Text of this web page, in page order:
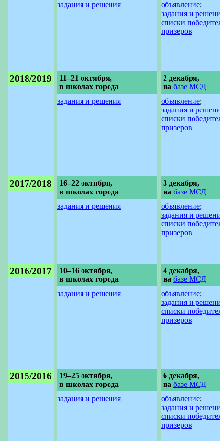
задания и решения
объявление;
задания и
списки
призеров
2018/2019
11–21 октября,
в школах города
задания и решения
2 декабря,
на базе МСД
объявление;
задания и
списки
призеров
2017/2018
16–22 октября,
в школах города
задания и решения
3 декабря,
на базе МСД
объявление;
задания и
списки
призеров
2016/2017
10–16 октября,
в школах города
задания и решения
4 декабря,
на базе МСД
объявление;
задания и
списки
призеров
2015/2016
19–25 октября,
в школах города
задания и решения
6 декабря,
на базе МСД
объявление;
задания и
списки
призеров